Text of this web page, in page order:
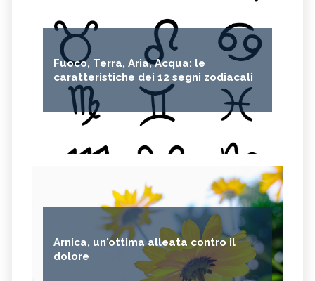
Fuoco, Terra, Aria, Acqua: le
caratteristiche dei 12 segni zodiacali
Arnica, un'ottima alleata contro il
dolore